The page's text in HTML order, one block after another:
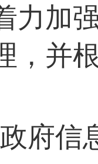
力加
，并
政府